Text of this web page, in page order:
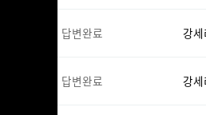
답변완료 강세
답변완료 강세